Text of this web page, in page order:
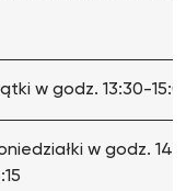
w godz. 13:30-
w godz.